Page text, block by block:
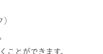
とができます。